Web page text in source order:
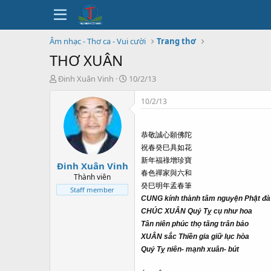
Âm nhạc - Thơ ca - Vui cười Trang thơ
THƠ XUÂN
T
a
t
e
Đinh Xuân Vinh
N
10/2/13
Đinh Xuân Vinh
Thành viên
Staff member
10/2/13
恭敬誠心願佛陀
祝春癸巳具如花
新年福祿增珍寶
春色禪家與六和
癸巳明年孟春筆
CUNG kính thành tâm nguyện Phật đà
CHÚC XUÂN Quý Tỵ cụ như hoa
Tân niên phúc thọ tăng trân bảo
XUÂN sắc Thiền gia giữ lục hòa
Quý Tỵ niên- mạnh xuân- bút